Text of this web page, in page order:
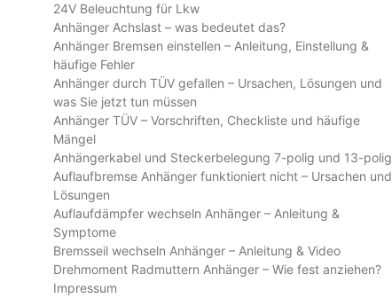
24V Beleuchtung für Lkw
Anhänger Achslast – was bedeutet das?
Anhänger Bremsen einstellen – Anleitung, Einstellung &
häufige Fehler
Anhänger durch TÜV gefallen – Ursachen, Lösungen und
was Sie jetzt tun müssen
Anhänger TÜV – Vorschriften, Checkliste und häufige
Mängel
Anhängerkabel und Steckerbelegung 7-polig und 13-polig
Auflaufbremse Anhänger funktioniert nicht – Ursachen und
Lösungen
Auflaufdämpfer wechseln Anhänger – Anleitung &
Symptome
Bremsseil wechseln Anhänger – Anleitung & Video
Drehmoment Radmuttern Anhänger – Wie fest anziehen?
Impressum